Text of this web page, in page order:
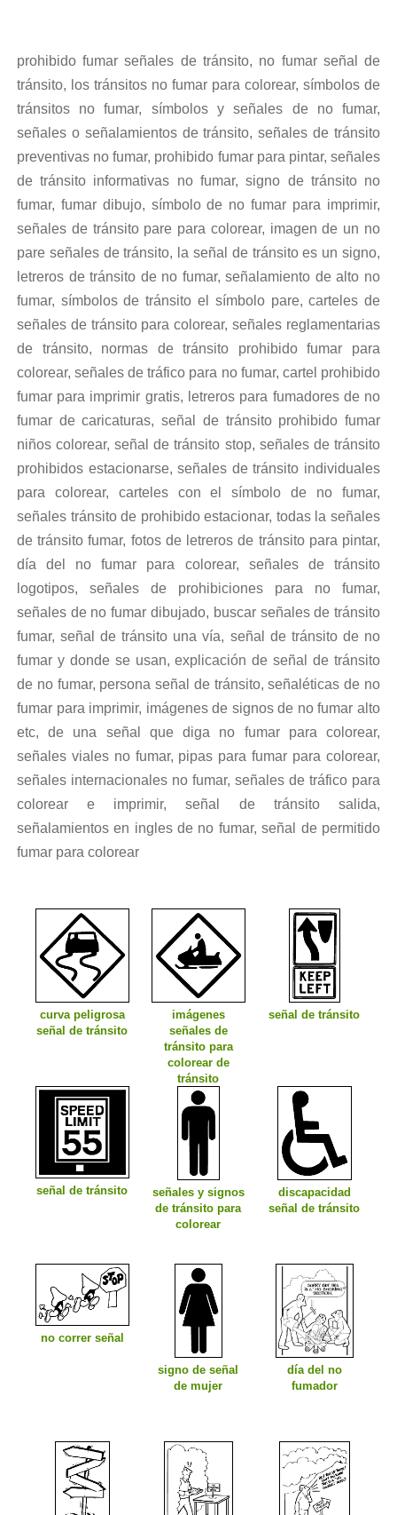
prohibido fumar señales de tránsito, no fumar señal de
tránsito, los tránsitos no fumar para colorear, símbolos de
tránsitos no fumar, símbolos y señales de no fumar,
señales o señalamientos de tránsito, señales de tránsito
preventivas no fumar, prohibido fumar para pintar, señales
de tránsito informativas no fumar, signo de tránsito no
fumar, fumar dibujo, símbolo de no fumar para imprimir,
señales de tránsito pare para colorear, imagen de un no
pare señales de tránsito, la señal de tránsito es un signo,
letreros de tránsito de no fumar, señalamiento de alto no
fumar, símbolos de tránsito el símbolo pare, carteles de
señales de tránsito para colorear, señales reglamentarias
de tránsito, normas de tránsito prohibido fumar para
colorear, señales de tráfico para no fumar, cartel prohibido
fumar para imprimir gratis, letreros para fumadores de no
fumar de caricaturas, señal de tránsito prohibido fumar
niños colorear, señal de tránsito stop, señales de tránsito
prohibidos estacionarse, señales de tránsito individuales
para colorear, carteles con el símbolo de no fumar,
señales tránsito de prohibido estacionar, todas la señales
de tránsito fumar, fotos de letreros de tránsito para pintar,
día del no fumar para colorear, señales de tránsito
logotipos, señales de prohibiciones para no fumar,
señales de no fumar dibujado, buscar señales de tránsito
fumar, señal de tránsito una vía, señal de tránsito de no
fumar y donde se usan, explicación de señal de tránsito
de no fumar, persona señal de tránsito, señaléticas de no
fumar para imprimir, imágenes de signos de no fumar alto
etc, de una señal que diga no fumar para colorear,
señales viales no fumar, pipas para fumar para colorear,
señales internacionales no fumar, señales de tráfico para
colorear e imprimir, señal de tránsito salida,
señalamientos en ingles de no fumar, señal de permitido
fumar para colorear
curva peligrosa
señal de tránsito
imágenes
señales de
tránsito para
colorear de
tránsito
señal de tránsito
señal de tránsito
señales y signos
de tránsito para
colorear
discapacidad
señal de tránsito
no correr señal
signo de señal
de mujer
día del no
fumador